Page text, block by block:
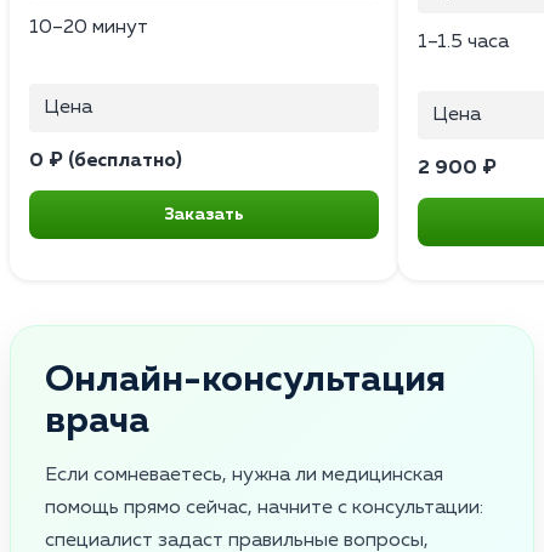
10–20 минут
Цена
0 ₽ (бесплатно)
Заказать
1–1.5 часа
Цена
2 900 ₽
Онлайн-консультация
врача
Если сомневаетесь, нужна ли медицинская
помощь прямо сейчас, начните с консультации:
специалист задаст правильные вопросы,